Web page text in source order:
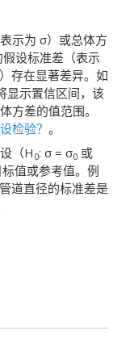
示为 σ）或总体方
设标准差（表示
）存在显著差异。 如
显示置信区间，该
方差的值范围。
检验？ 。
（H 0: σ = σ0 或
值或参考值。 例
道直径的标准差是